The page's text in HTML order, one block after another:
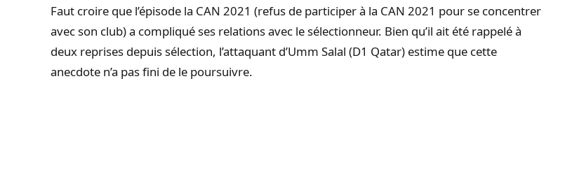
Faut croire que l’épisode la CAN 2021 (refus de participer à la CAN 2021 pour se concentrer
avec son club) a compliqué ses relations avec le sélectionneur. Bien qu’il ait été rappelé à
deux reprises depuis sélection, l’attaquant d’Umm Salal (D1 Qatar) estime que cette
anecdote n’a pas fini de le poursuivre.